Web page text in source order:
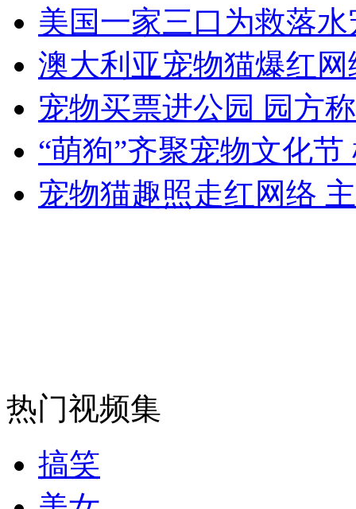
外交部：有关国家言论片面不公正
安徽一实载49人客车翻车
走！跟着总书记去植树
司机酒驾遇交警 急速倒车逃窜
美国一家三口为救落
澳大利亚宠物猫爆红
宠物买票进公园 园方
“萌狗”齐聚宠物文化
宠物猫趣照走红网络
热门视频集
搞笑